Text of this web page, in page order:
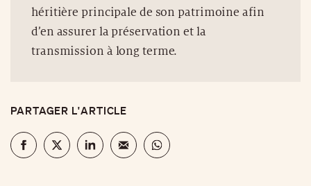
héritière principale de son patrimoine afin
d’en assurer la préservation et la
transmission à long terme.
PARTAGER L'ARTICLE